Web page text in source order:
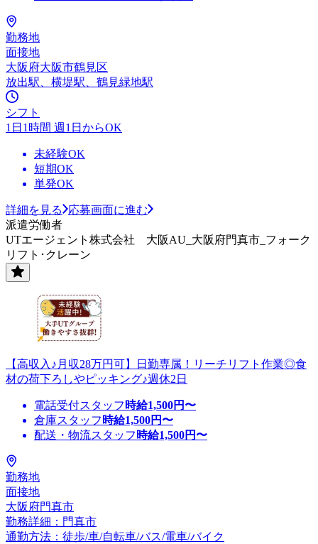
勤務地
面接地
大阪府大阪市鶴見区
放出駅、横堤駅、鶴見緑地駅
シフト
1日1時間 週1日からOK
未経験OK
短期OK
単発OK
詳細を見る
応募画面に進む
派遣労働者
UTエージェント株式会社 大阪AU_大阪府門真市_フォーク
リフト･クレーン
【高収入♪月収28万円可】日勤専属！リーチリフト作業◎食
材の荷下ろしやピッキング♪週休2日
電話受付スタッフ 時給1,500円〜
倉庫スタッフ 時給1,500円〜
配送・物流スタッフ 時給1,500円〜
勤務地
面接地
大阪府門真市
勤務詳細：門真市
通勤方法：徒歩/車/自転車/バス/電車/バイク